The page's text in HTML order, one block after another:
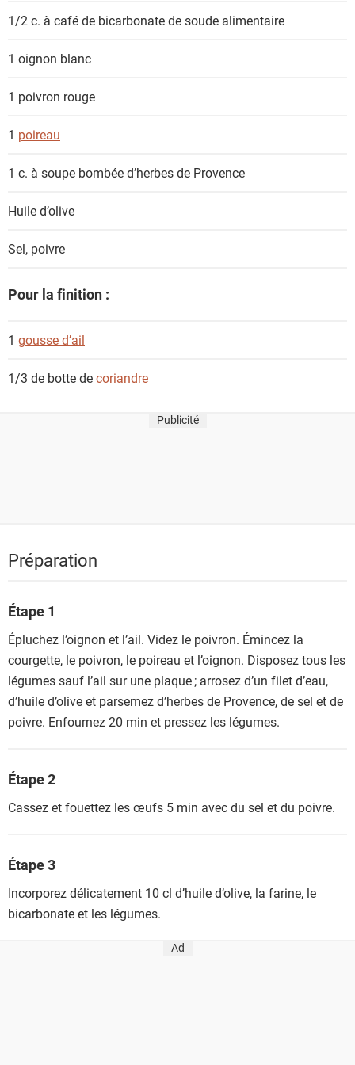
t1/2 c. à café de bicarbonate de soude alimentaire
1 oignon blanc
1 poivron rouge
1 poireau
1 c. à soupe bombéed’herbes de Provence
Huile d’olive
Sel, poivre
Pour la finition :
1 gousse d’ail
1/3 de botte decoriandre
Publicité
Préparation
Étape 1
Épluchez l’oignon et l’ail. Videz le poivron. Émincez la
courgette, le poivron, le poireau et l’oignon. Disposez tous les
légumes sauf l’ail sur une plaque ; arrosez d’un filet d’eau,
d’huile d’olive et parsemez d’herbes de Provence, de sel et de
poivre. Enfournez 20 min et pressez les légumes.
Étape 2
Cassez et fouettez les œufs 5 min avec du sel et du poivre.
Étape 3
Incorporez délicatement 10 cl d’huile d’olive, la farine, le
bicarbonate et les légumes.
Ad